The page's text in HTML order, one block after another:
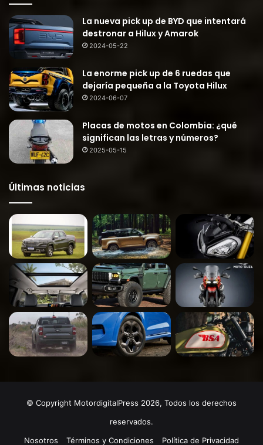
La nueva pick up de BYD que intentará
destronar a Hilux y Amarok
2024-05-22
La enorme pick up de 6 ruedas que
dejaría pequeña a la Toyota Hilux
2024-06-07
Placas de motos en Colombia: ¿qué
significan las letras y números?
2025-05-15
Últimas noticias
© Copyright MotordigitalPress 2026, Todos los derechos
reservados.
Nosotros
Términos y Condiciones Política de Privacidad